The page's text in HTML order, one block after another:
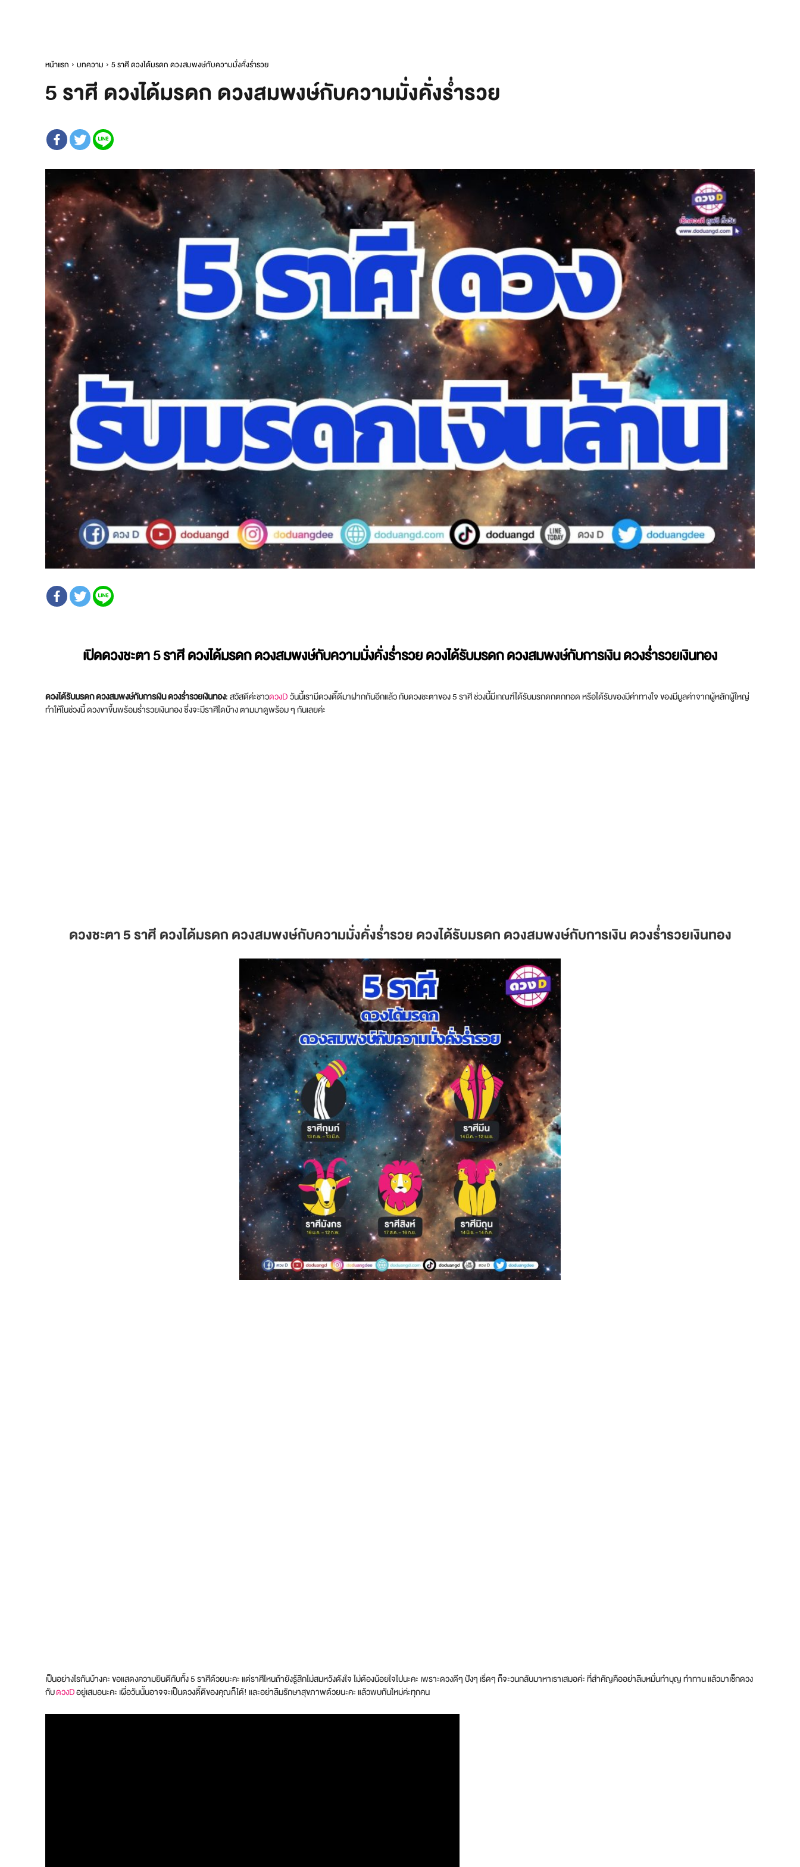
หน้าแรก บทความ 5 ราศี ดวงได้มรดก ดวงสมพงษ์กับความมั่งคั่งร่ำรวย
5 ราศี ดวงได้มรดก ดวงสมพงษ์กับความมั่งคั่งร่ำรวย
เปิดดวงชะตา 5 ราศี ดวงได้มรดก ดวงสมพงษ์กับความมั่งคั่งร่ำรวย ดวงได้รับมรดก ดวงสมพงษ์กับการเงิน ดวงร่ำรวยเงินทอง
ดวงได้รับมรดก ดวงสมพงษ์กับการเงิน ดวงร่ำรวยเงินทอง: สวัสดีค่ะชาวดวงDวันนี้เรามีดวงดี๊ดีมาฝากกันอีกแล้ว กับดวงชะตาของ 5 ราศี ช่วงนี้มีเกณฑ์ได้รับมรกดกตกทอด หรือได้รับของมีค่าทางใจ ของมีมูลค่าจากผู้หลักผู้ใหญ่
ทำให้ในช่วงนี้ ดวงขาขึ้นพร้อมร่ำรวยเงินทอง ซึ่งจะมีราศีใดบ้าง ตามมาดูพร้อม ๆ กันเลยค่ะ
ดวงชะตา 5 ราศี ดวงได้มรดก ดวงสมพงษ์กับความมั่งคั่งร่ำรวย ดวงได้รับมรดก ดวงสมพงษ์กับการเงิน ดวงร่ำรวยเงินทอง
เป็นอย่างไรกันบ้างคะ ขอแสดงความยินดีกับทั้ง 5 ราศีด้วยนะคะ แต่ราศีไหนถ้ายังรู้สึกไม่สมหวังดังใจ ไม่ต้องน้อยใจไปนะคะ เพราะดวงดีๆ ปังๆ เริ่ดๆ ก็จะวนกลับมาหาเราเสมอค่ะ ที่สำคัญคืออย่าลืมหมั่นทำบุญ ทำทาน แล้วมาเช็กดวง
กับดวงDอยู่เสมอนะคะ เผื่อวันนั้นอาจจะเป็นดวงดี๊ดีของคุณก็ได้! และอย่าลืมรักษาสุขภาพด้วยนะคะ แล้วพบกันใหม่ค่ะทุกคน